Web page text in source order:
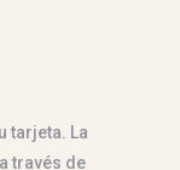
tarjeta. La
través de